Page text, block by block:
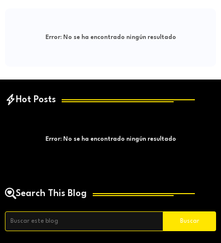
Error:No se ha encontrado ningún resultado
Hot Posts
Error:No se ha encontrado ningún resultado
Search This Blog